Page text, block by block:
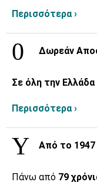
Περισσότερα ›
Δωρεάν
Σε όλη την
Περισσότερα ›
Από το 1947
Πάνω από 79